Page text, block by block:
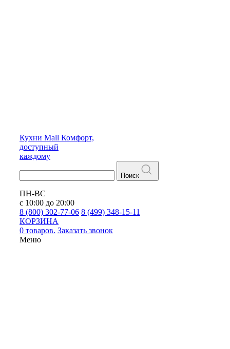
Кухни Mall Комфорт,
доступный
каждому
Поиск
ПН-ВС
с 10:00 до 20:00
8 (800) 302-77-06 8 (499) 348-15-11
КОРЗИНА
0 товаров. Заказать звонок
Меню